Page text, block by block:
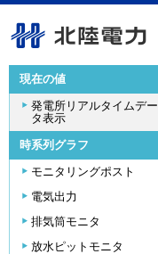
現在の値
発電所リアルタイムデー
タ表示
時系列グラフ
モニタリングポスト
電気出力
排気筒モニタ
放水ピットモニタ